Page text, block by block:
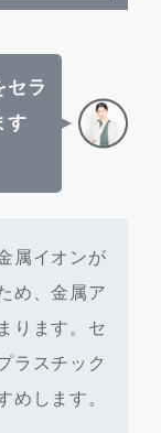
セラ
す
属イオンが
め、金属ア
ります。セ
ラスチック
めします。